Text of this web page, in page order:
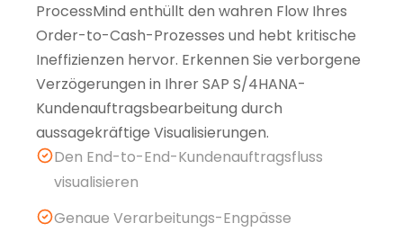
ProcessMind enthüllt den wahren Flow Ihres
Order-to-Cash-Prozesses und hebt kritische
Ineffizienzen hervor. Erkennen Sie verborgene
Verzögerungen in Ihrer SAP S/4HANA-
Kundenauftragsbearbeitung durch
aussagekräftige Visualisierungen.
Den End-to-End-Kundenauftragsfluss
visualisieren
Genaue Verarbeitungs-Engpässe